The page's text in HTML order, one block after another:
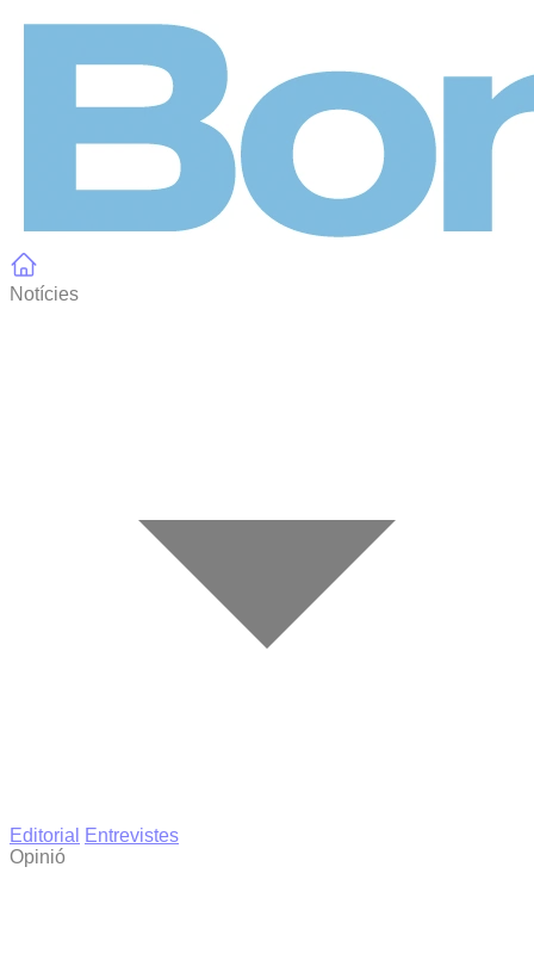
Notícies
Editorial
Entrevistes
Opinió